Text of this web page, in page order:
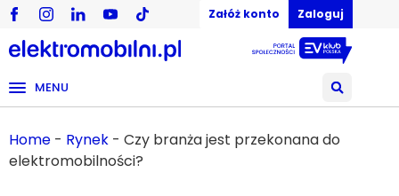
Załóż konto Zaloguj
MENU
Home - Rynek - Czy branża jest przekonana do
elektromobilności?